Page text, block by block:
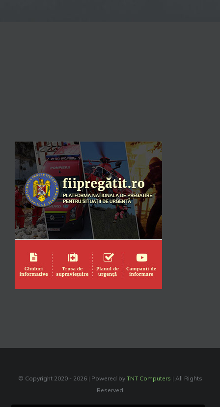
© Copyright 2020 - 2026 | Powered by TNT Computers | All Rights
Reserved